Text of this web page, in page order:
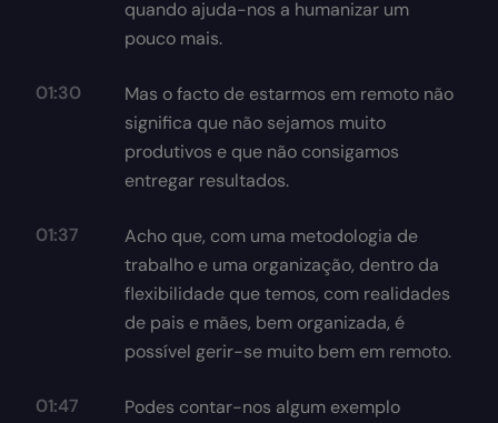
quando ajuda-nos a humanizar um
pouco mais.
01:30
Mas o facto de estarmos em remoto não
significa que não sejamos muito
produtivos e que não consigamos
entregar resultados.
01:37
Acho que, com uma metodologia de
trabalho e uma organização, dentro da
flexibilidade que temos, com realidades
de pais e mães, bem organizada, é
possível gerir-se muito bem em remoto.
01:47
Podes contar-nos algum exemplo